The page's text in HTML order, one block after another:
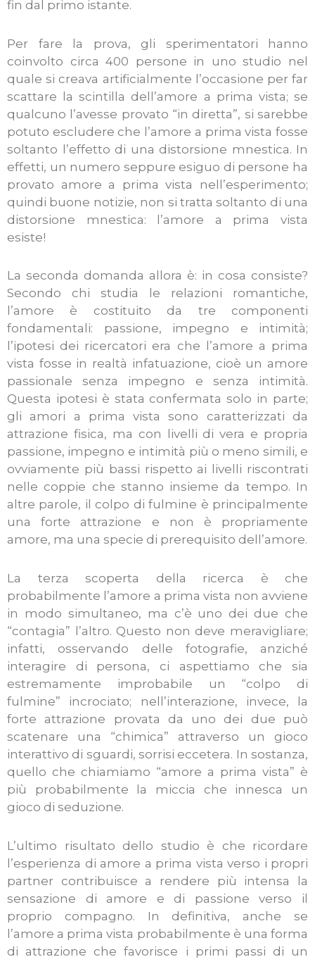
fin dal primo istante.
Per fare la prova, gli sperimentatori hanno
coinvolto circa 400 persone in uno studio nel
quale si creava artificialmente l’occasione per far
scattare la scintilla dell’amore a prima vista; se
qualcuno l’avesse provato “in diretta”, si sarebbe
potuto escludere che l’amore a prima vista fosse
soltanto l’effetto di una distorsione mnestica. In
effetti, un numero seppure esiguo di persone ha
provato amore a prima vista nell’esperimento;
quindi buone notizie, non si tratta soltanto di una
distorsione mnestica: l’amore a prima vista
esiste!
La seconda domanda allora è: in cosa consiste?
Secondo chi studia le relazioni romantiche,
l’amore è costituito da tre componenti
fondamentali: passione, impegno e intimità;
l’ipotesi dei ricercatori era che l’amore a prima
vista fosse in realtà infatuazione, cioè un amore
passionale senza impegno e senza intimità.
Questa ipotesi è stata confermata solo in parte;
gli amori a prima vista sono caratterizzati da
attrazione fisica, ma con livelli di vera e propria
passione, impegno e intimità più o meno simili, e
ovviamente più bassi rispetto ai livelli riscontrati
nelle coppie che stanno insieme da tempo. In
altre parole, il colpo di fulmine è principalmente
una forte attrazione e non è propriamente
amore, ma una specie di prerequisito dell’amore.
La terza scoperta della ricerca è che
probabilmente l’amore a prima vista non avviene
in modo simultaneo, ma c’è uno dei due che
“contagia” l’altro. Questo non deve meravigliare;
infatti, osservando delle fotografie, anziché
interagire di persona, ci aspettiamo che sia
estremamente improbabile un “colpo di
fulmine” incrociato; nell’interazione, invece, la
forte attrazione provata da uno dei due può
scatenare una “chimica” attraverso un gioco
interattivo di sguardi, sorrisi eccetera. In sostanza,
quello che chiamiamo “amore a prima vista” è
più probabilmente la miccia che innesca un
gioco di seduzione.
L’ultimo risultato dello studio è che ricordare
l’esperienza di amore a prima vista verso i propri
partner contribuisce a rendere più intensa la
sensazione di amore e di passione verso il
proprio compagno. In definitiva, anche se
l’amore a prima vista probabilmente è una forma
di attrazione che favorisce i primi passi di un